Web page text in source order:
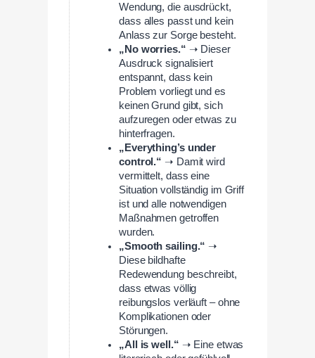
Wendung, die ausdrückt,
dass alles passt und kein
Anlass zur Sorge besteht.
„No worries.“ ➝ Dieser
Ausdruck signalisiert
entspannt, dass kein
Problem vorliegt und es
keinen Grund gibt, sich
aufzuregen oder etwas zu
hinterfragen.
„Everything’s under
control.“ ➝ Damit wird
vermittelt, dass eine
Situation vollständig im Griff
ist und alle notwendigen
Maßnahmen getroffen
wurden.
„Smooth sailing.“ ➝
Diese bildhafte
Redewendung beschreibt,
dass etwas völlig
reibungslos verläuft – ohne
Komplikationen oder
Störungen.
„All is well.“ ➝ Eine etwas